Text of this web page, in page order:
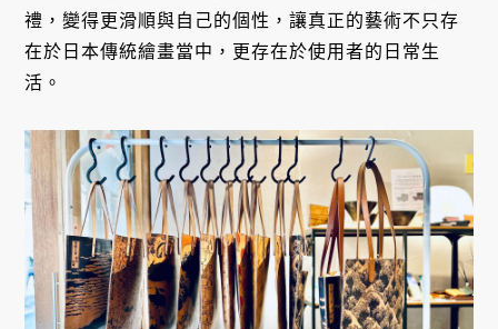
禮，變得更滑順與自己的個性，讓真正的藝術不只存
在於日本傳統繪畫當中，更存在於使用者的日常生
活。